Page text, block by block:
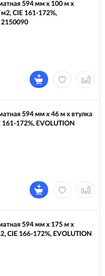
594 мм х 100 м х
CIE 161-172%,
2150090
594 мм х 46 м х втулка
172%, EVOLUTION
594 мм х 175 м х
CIE 166-172%, EVOLUTION